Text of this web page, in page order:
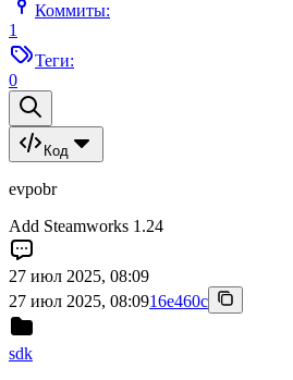
Коммиты:
1
Теги:
0
Код
evpobr
Add Steamworks 1.24
27 июл 2025, 08:09
27 июл 2025, 08:0916e460c
sdk